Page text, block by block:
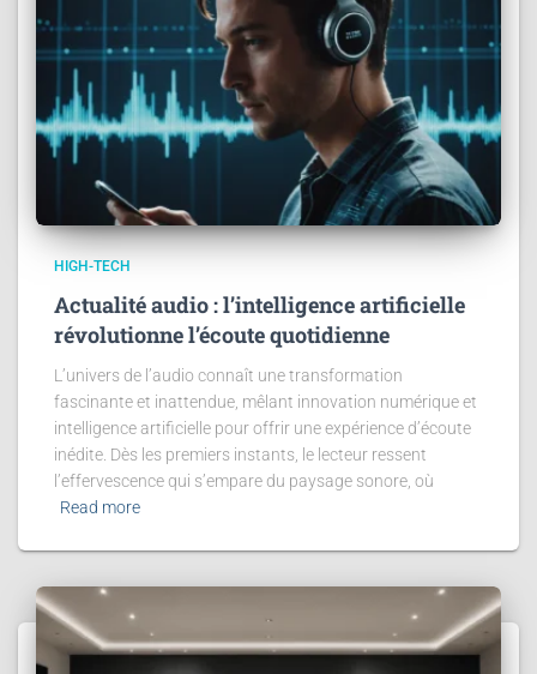
HIGH-TECH
Actualité audio : l’intelligence artificielle
révolutionne l’écoute quotidienne
L’univers de l’audio connaît une transformation
fascinante et inattendue, mêlant innovation numérique et
intelligence artificielle pour offrir une expérience d’écoute
inédite. Dès les premiers instants, le lecteur ressent
l’effervescence qui s’empare du paysage sonore, où
Read more